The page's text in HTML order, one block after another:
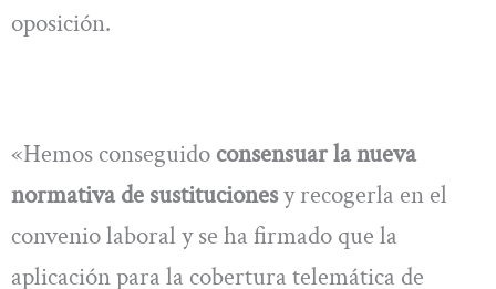
oposición.
«Hemos conseguido consensuar la nueva
normativa de sustitucionesy recogerla en el
convenio laboral y se ha firmado que la
aplicación para la cobertura telemática de